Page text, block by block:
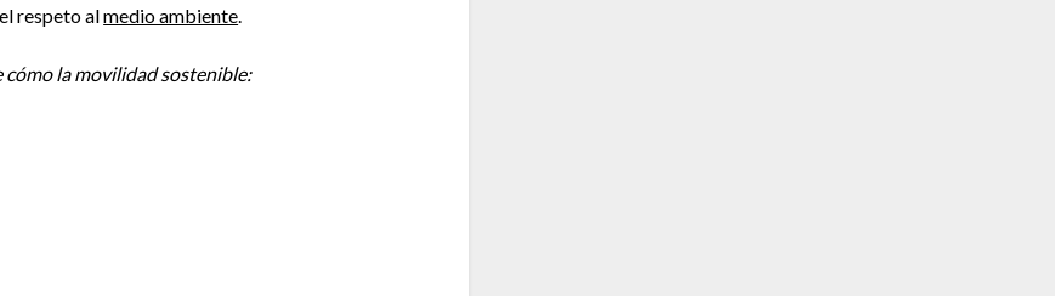
respeto almedio ambiente.
cómo la movilidad sostenible: